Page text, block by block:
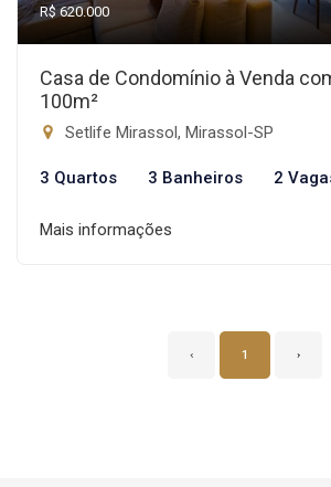
R$ 620.000
Casa de Condomínio à Venda
100m²
Setlife Mirassol, Mirassol-SP
3 Quartos 3 Banheiros 2
Mais informações
‹ 1 ›